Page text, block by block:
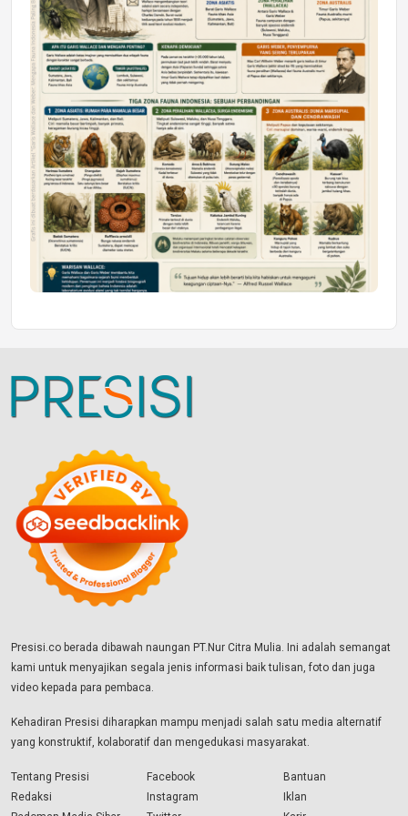
Presisi.co berada dibawah naungan PT.Nur Citra Mulia. Ini adalah semangat
kami untuk menyajikan segala jenis informasi baik tulisan, foto dan juga
video kepada para pembaca.
Kehadiran Presisi diharapkan mampu menjadi salah satu media alternatif
yang konstruktif, kolaboratif dan mengedukasi masyarakat.
Tentang Presisi
Redaksi
Facebook
Instagram
Bantuan
Iklan